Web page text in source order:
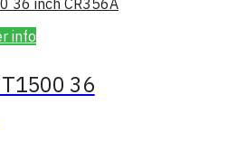
36 inch CR356A
info
36